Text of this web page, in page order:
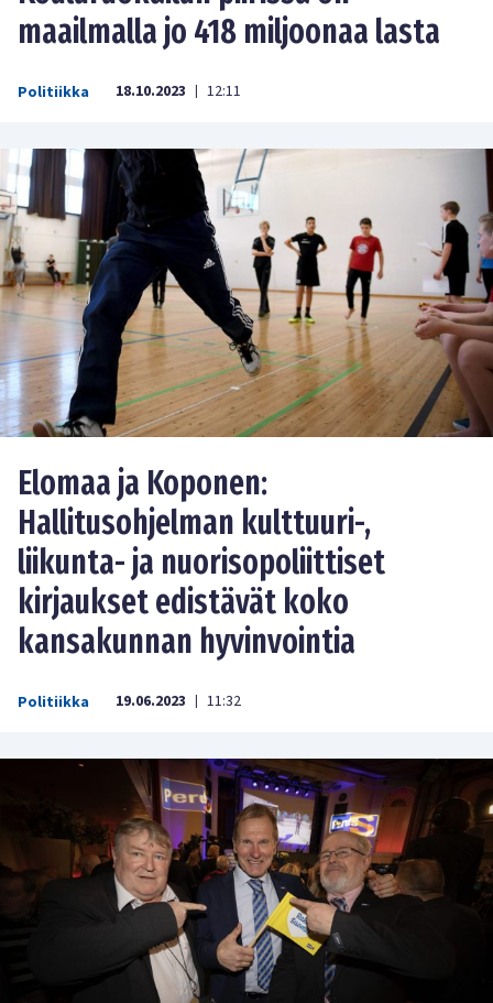
maailmalla jo 418 miljoonaa lasta
Politiikka 18.10.2023 | 12:11
Elomaa ja Koponen:
Hallitusohjelman kulttuuri-,
liikunta- ja nuorisopoliittiset
kirjaukset edistävät koko
kansakunnan hyvinvointia
Politiikka 19.06.2023 | 11:32